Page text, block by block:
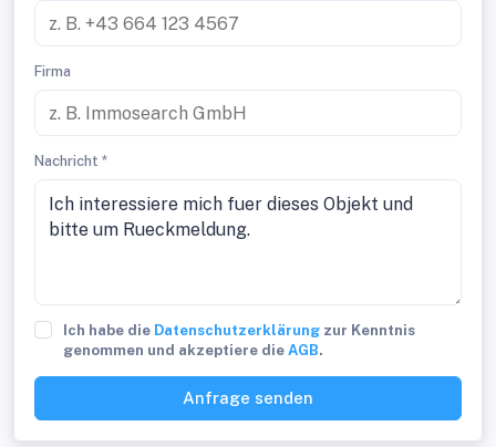
Firma
Nachricht *
Ich habe die Datenschutzerklärung zur Kenntnis
genommen und akzeptiere die AGB.
Anfrage senden